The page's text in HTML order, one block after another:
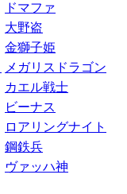
ドマファ
大野盗
金獅子姫
メガリスドラゴン
カエル戦士
ビーナス
ロアリングナイト
鋼鉄兵
ヴァッハ神